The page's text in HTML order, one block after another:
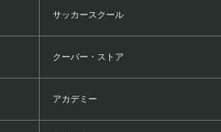
サッカースクール
クーバー・ストア
アカデミー